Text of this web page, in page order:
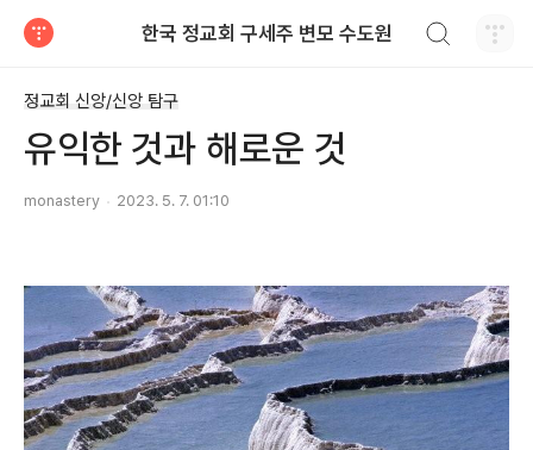
한국 정교회 구세주 변모 수도원
정교회 신앙/신앙 탐구
유익한 것과 해로운 것
monastery 2023. 5. 7. 01:10